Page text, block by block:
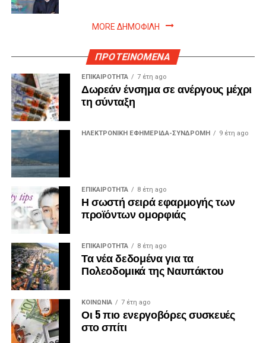
MORE ΔΗΜΟΦΙΛΗ
ΠΡΟΤΕΙΝΟΜΕΝΑ
ΕΠΙΚΑΙΡΟΤΗΤΑ 7 έτη ago
Δωρεάν ένσημα σε ανέργους μέχρι
τη σύνταξη
ΗΛΕΚΤΡΟΝΙΚΗ ΕΦΗΜΕΡΙΔΑ-ΣΥΝΔΡΟΜΗ 9 έτη ago
ΕΠΙΚΑΙΡΟΤΗΤΑ 8 έτη ago
Η σωστή σειρά εφαρμογής των
προϊόντων ομορφιάς
ΕΠΙΚΑΙΡΟΤΗΤΑ 8 έτη ago
Τα νέα δεδομένα για τα
Πολεοδομικά της Ναυπάκτου
ΚΟΙΝΩΝΙΑ 7 έτη ago
Οι 5 πιο ενεργοβόρες συσκευές
στο σπίτι